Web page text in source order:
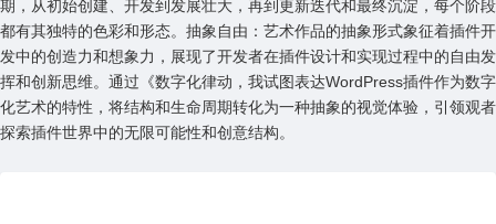
期，从初始创建、开发到发展壮⼤，再到更新迭代和最终沉淀，每个阶段
都有其独特的⾊彩和形态。抽象⾃由：艺术作品的抽象形式象征着插件开
发中的创造⼒和想象⼒，展现了开发者在插件设计和实现过程中的⾃由发
挥和创新思维。通过《数字化律动，我试图表达WordPress插件作为数字
化艺术的特性，将结构和⽣命周期转化为⼀种抽象的视觉体验，引领观者
探索插件世界中的⽆限可能性和创意结构。